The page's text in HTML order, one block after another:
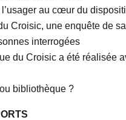
au cœur du
Croisic, une enquête de
interrogées
du Croisic a été réalisée
bibliothèque ?